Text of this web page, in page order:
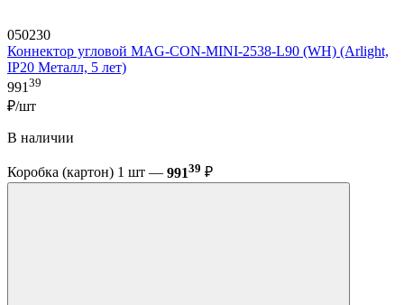
050230
Коннектор угловой MAG-CON-MINI-2538-L90 (WH) (Arlight,
IP20 Металл, 5 лет)
99139
₽/шт
В наличии
Коробка (картон) 1 шт — 99139 ₽